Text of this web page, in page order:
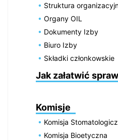
Struktura
Organy OIL
Dokumenty Izby
Biuro Izby
Składki członkowskie
Jak załatwić
Komisje
Komisja
Komisja Bioetyczna